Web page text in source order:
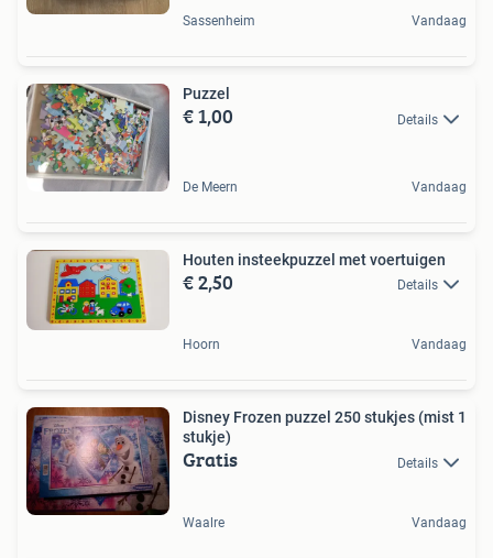
Sassenheim Vandaag
Puzzel
€ 1,00 Details
De Meern Vandaag
Houten insteekpuzzel met voertuigen
€ 2,50 Details
Hoorn Vandaag
Disney Frozen puzzel 250 stukjes (mist 1
stukje)
Gratis Details
Waalre Vandaag